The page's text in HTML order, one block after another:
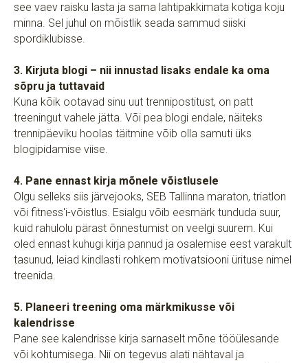
see vaev raisku lasta ja sama lahtipakkimata kotiga koju
minna. Sel juhul on mõistlik seada sammud siiski
spordiklubisse.
3. Kirjuta blogi – nii innustad lisaks endale ka oma
sõpru ja tuttavaid
Kuna kõik ootavad sinu uut trennipostitust, on patt
treeningut vahele jätta. Või pea blogi endale, näiteks
trennipäeviku hoolas täitmine võib olla samuti üks
blogipidamise viise.
4. Pane ennast kirja mõnele võistlusele
Olgu selleks siis järvejooks, SEB Tallinna maraton, triatlon
või fitness'i-võistlus. Esialgu võib eesmärk tunduda suur,
kuid rahulolu pärast õnnestumist on veelgi suurem. Kui
oled ennast kuhugi kirja pannud ja osalemise eest varakult
tasunud, leiad kindlasti rohkem motivatsiooni ürituse nimel
treenida.
5. Planeeri treening oma märkmikusse või
kalendrisse
Pane see kalendrisse kirja sarnaselt mõne tööülesande
või kohtumisega. Nii on tegevus alati nähtaval ja